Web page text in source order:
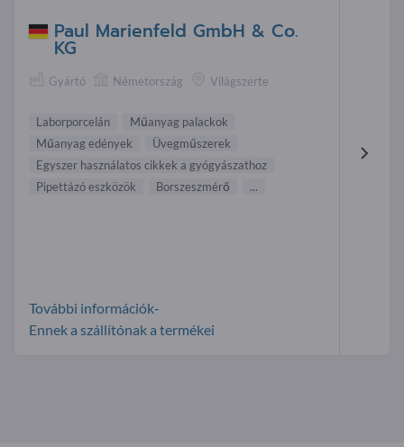
Paul Marienfeld GmbH & Co.
KG
Gyártó Németország Világszerte
Laborporcelán
Műanyag palackok
Műanyag edények
Üvegműszerek
Egyszer használatos cikkek a gyógyászathoz
Pipettázó eszközök
Borszeszmérő ...
További információk-
Ennek a szállítónak a termékei